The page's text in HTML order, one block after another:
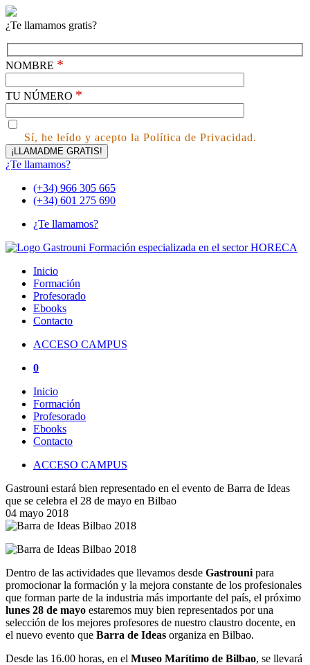
¿Te llamamos gratis?
NOMBRE *
TU NÚMERO *
Sí, he leído y acepto la Política de Privacidad.
¿Te llamamos?
(+34) 966 305 665
(+34) 601 275 690
¿Te llamamos?
Inicio
Formación
Profesorado
Ebooks
Contacto
ACCESO CAMPUS
0
Inicio
Formación
Profesorado
Ebooks
Contacto
ACCESO CAMPUS
Gastrouni estará bien representado en el evento de Barra de Ideas
que se celebra el 28 de mayo en Bilbao
04 mayo 2018
Dentro de las actividades que llevamos desde Gastrouni para
promocionar la formación y la mejora constante de los profesionales
que forman parte de la industria más importante del país, el próximo
lunes 28 de mayo estaremos muy bien representados por una
selección de los mejores profesores de nuestro claustro docente, en
el nuevo evento que Barra de Ideas organiza en Bilbao.
Desde las 16.00 horas, en el Museo Marítimo de Bilbao, se llevará